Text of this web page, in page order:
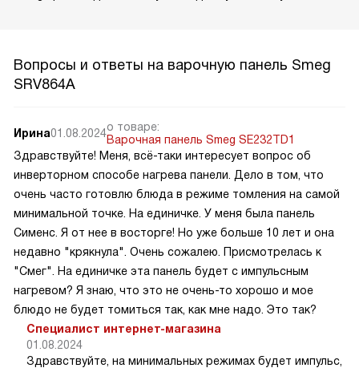
Вопросы и ответы на варочную панель Smeg
SRV864A
Ирина01.08.2024о товаре:
Варочная панель Smeg SE232TD1
Здравствуйте! Меня, всё-таки интересует вопрос об
инверторном способе нагрева панели. Дело в том, что
очень часто готовлю блюда в режиме томления на самой
минимальной точке. На единичке. У меня была панель
Сименс. Я от нее в восторге! Но уже больше 10 лет и она
недавно "крякнула". Очень сожалею. Присмотрелась к
"Смег". На единичке эта панель будет с импульсным
нагревом? Я знаю, что это не очень-то хорошо и мое
блюдо не будет томиться так, как мне надо. Это так?
Специалист интернет-магазина
01.08.2024
Здравствуйте, на минимальных режимах будет импульс,